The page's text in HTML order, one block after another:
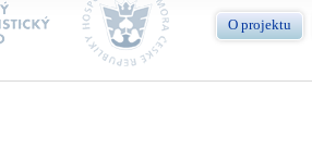
O projektu